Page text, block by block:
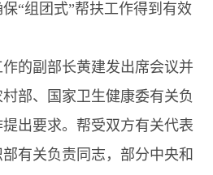
“组团式”帮扶工作得到有效
的副部长黄建发出席会议并
部、国家卫生健康委有关负
出要求。帮受双方有关代表
有关负责同志，部分中央和